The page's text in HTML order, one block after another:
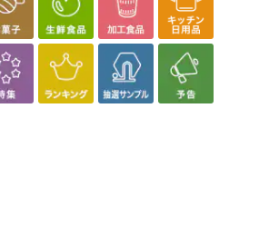
原料原産地表示制度]の経過措置期間の終
記載の原産国・原材料の表記が旧表記の場
いた上でお申込みください。なお、本理由
ンセル・返品交換は対応いたしかねます。